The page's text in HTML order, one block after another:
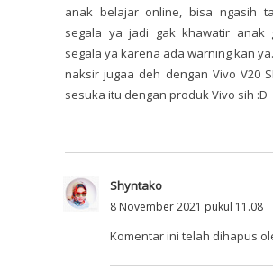
anak belajar online, bisa ngasih
segala ya jadi gak khawatir anak
segala ya karena ada warning kan ya.
naksir jugaa deh dengan Vivo V20
sesuka itu dengan produk Vivo sih :D
Shyntako
8 November 2021 pukul 11.08
Komentar ini telah dihapus